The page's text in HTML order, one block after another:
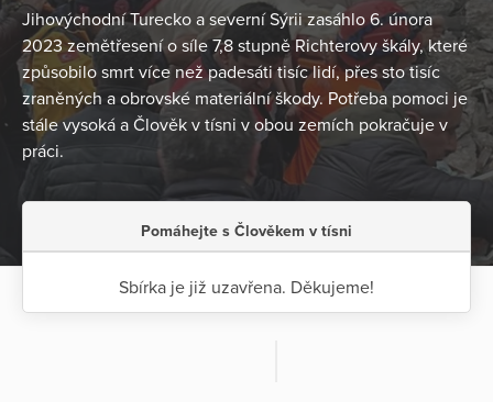
Jihovýchodní Turecko a severní Sýrii zasáhlo 6. února
2023 zemětřesení o síle 7,8 stupně Richterovy škály, které
způsobilo smrt více než padesáti tisíc lidí, přes sto tisíc
zraněných a obrovské materiální škody. Potřeba pomoci je
stále vysoká a Člověk v tísni v obou zemích pokračuje v
práci.
Pomáhejte s Člověkem v tísni
Sbírka je již uzavřena. Děkujeme!